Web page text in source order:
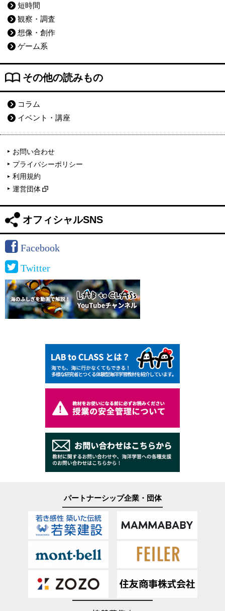
短時間
観察・調査
想像・創作
ゲーム系
その他の読みもの
コラム
イベント・講座
お問い合わせ
プライバシーポリシー
利用規約
運営団体
オフィシャルSNS
Facebook
Twitter
パートナーシップ企業・団体